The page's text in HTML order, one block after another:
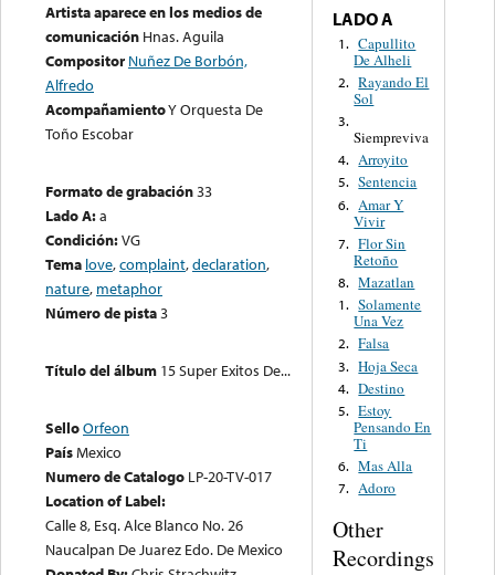
Artista aparece en los medios de
comunicación Hnas. Aguila
Compositor Nuñez De Borbón,
Alfredo
AcompañamientoY Orquesta De
Toño Escobar
Formato de grabación33
Lado A:a
Condición:VG
Tema love,complaint,declaration,
nature, metaphor
Número de pista3
Título del álbum 15 Super Exitos De...
SelloOrfeon
PaísMexico
Numero de Catalogo LP-20-TV-017
Location of Label:
Calle 8, Esq. Alce Blanco No. 26
Naucalpan De Juarez Edo. De Mexico
LADO A
1. Capullito
De Alheli
2. Rayando El
Sol
3.
Siempreviva
4. Arroyito
5. Sentencia
6. Amar Y
Vivir
7. Flor Sin
Retoño
8. Mazatlan
1. Solamente
Una Vez
2. Falsa
3. Hoja Seca
4. Destino
5. Estoy
Pensando En
Ti
6. Mas Alla
7. Adoro
Other
Recordings